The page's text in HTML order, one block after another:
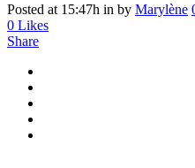
Posted at 15:47h in by Marylène
0 Likes
Share